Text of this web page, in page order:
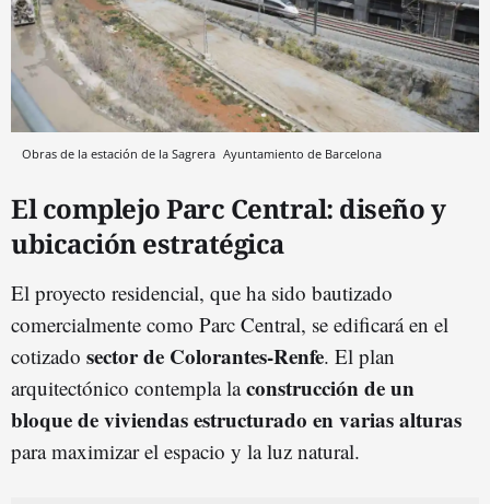
Obras de la estación de la Sagrera Ayuntamiento de Barcelona
El complejo Parc Central: diseño y
ubicación estratégica
El proyecto residencial, que ha sido bautizado
comercialmente como Parc Central, se edificará en el
cotizado sector de Colorantes-Renfe. El plan
arquitectónico contempla laconstrucción de un
bloque de viviendas estructurado en varias alturas
para maximizar el espacio y la luz natural.